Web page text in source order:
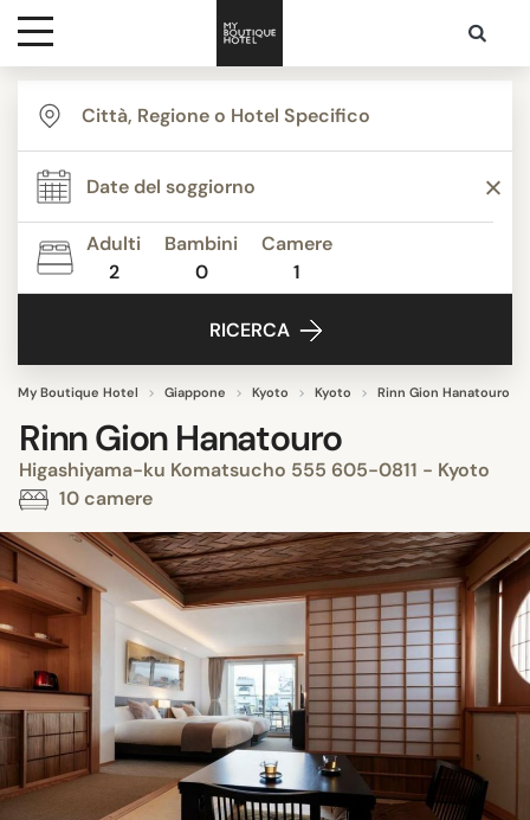
Destinazioni
Ispirazione
Contatti
Adulti
2
Bambini
0
Camere
1
RICERCA
My Boutique Hotel Giappone Kyoto Kyoto Rinn Gion Hanatouro
Rinn Gion Hanatouro
Higashiyama-ku Komatsucho 555 605-0811 - Kyoto
10 camere